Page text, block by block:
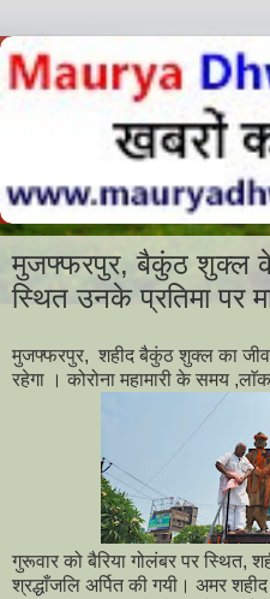
मुजफ्फरपुर, बैकुंठ शुक्ल के
स्थित उनके प्रतिमा पर
मुजफ्फरपुर, शहीद बैकुंठ शुक्ल का
रहेगा । कोरोना महामारी के समय
गुरूवार को बैरिया गोलंबर पर स्थित,
श्रद्धाँजलि अर्पित की गयी। अमर